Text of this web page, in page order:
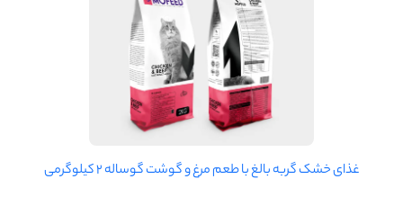
غذای خشک گربه بالغ با طعم مرغ و گوشت گوساله 2 کیلوگرمی